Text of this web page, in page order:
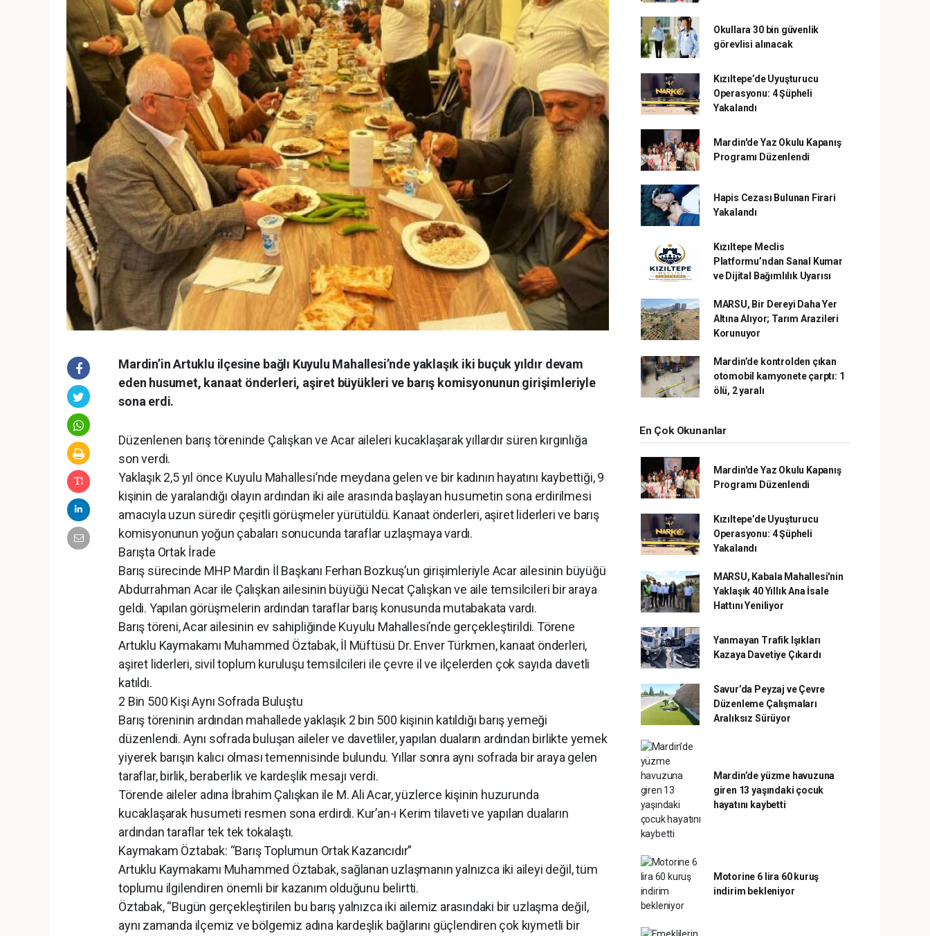
Mardin’in Artuklu ilçesine bağlı Kuyulu Mahallesi’nde yaklaşık iki buçuk yıldır devam
eden husumet, kanaat önderleri, aşiret büyükleri ve barış komisyonunun girişimleriyle
sona erdi.
Düzenlenen barış töreninde Çalışkan ve Acar aileleri kucaklaşarak yıllardır süren kırgınlığa
son verdi.
Yaklaşık 2,5 yıl önce Kuyulu Mahallesi’nde meydana gelen ve bir kadının hayatını kaybettiği, 9
kişinin de yaralandığı olayın ardından iki aile arasında başlayan husumetin sona erdirilmesi
amacıyla uzun süredir çeşitli görüşmeler yürütüldü. Kanaat önderleri, aşiret liderleri ve barış
komisyonunun yoğun çabaları sonucunda taraflar uzlaşmaya vardı.
Barışta Ortak İrade
Barış sürecinde MHP Mardin İl Başkanı Ferhan Bozkuş’un girişimleriyle Acar ailesinin büyüğü
Abdurrahman Acar ile Çalışkan ailesinin büyüğü Necat Çalışkan ve aile temsilcileri bir araya
geldi. Yapılan görüşmelerin ardından taraflar barış konusunda mutabakata vardı.
Barış töreni, Acar ailesinin ev sahipliğinde Kuyulu Mahallesi’nde gerçekleştirildi. Törene
Artuklu Kaymakamı Muhammed Öztabak, İl Müftüsü Dr. Enver Türkmen, kanaat önderleri,
aşiret liderleri, sivil toplum kuruluşu temsilcileri ile çevre il ve ilçelerden çok sayıda davetli
katıldı.
2 Bin 500 Kişi Aynı Sofrada Buluştu
Barış töreninin ardından mahallede yaklaşık 2 bin 500 kişinin katıldığı barış yemeği
düzenlendi. Aynı sofrada buluşan aileler ve davetliler, yapılan duaların ardından birlikte yemek
yiyerek barışın kalıcı olması temennisinde bulundu. Yıllar sonra aynı sofrada bir araya gelen
taraflar, birlik, beraberlik ve kardeşlik mesajı verdi.
Törende aileler adına İbrahim Çalışkan ile M. Ali Acar, yüzlerce kişinin huzurunda
kucaklaşarak husumeti resmen sona erdirdi. Kur’an-ı Kerim tilaveti ve yapılan duaların
ardından taraflar tek tek tokalaştı.
Kaymakam Öztabak: “Barış Toplumun Ortak Kazancıdır”
Artuklu Kaymakamı Muhammed Öztabak, sağlanan uzlaşmanın yalnızca iki aileyi değil, tüm
toplumu ilgilendiren önemli bir kazanım olduğunu belirtti.
Öztabak, “Bugün gerçekleştirilen bu barış yalnızca iki ailemiz arasındaki bir uzlaşma değil,
aynı zamanda ilçemiz ve bölgemiz adına kardeşlik bağlarını güçlendiren çok kıymetli bir
Okullara 30 bin güvenlik
görevlisi alınacak
Kızıltepe’de Uyuşturucu
Operasyonu: 4 Şüpheli
Yakalandı
Mardin'de Yaz Okulu Kapanış
Programı Düzenlendi
Hapis Cezası Bulunan Firari
Yakalandı
Kızıltepe Meclis
Platformu’ndan Sanal Kumar
ve Dijital Bağımlılık Uyarısı
MARSU, Bir Dereyi Daha Yer
Altına Alıyor; Tarım Arazileri
Korunuyor
Mardin’de kontrolden çıkan
otomobil kamyonete çarptı: 1
ölü, 2 yaralı
En Çok Okunanlar
Mardin'de Yaz Okulu Kapanış
Programı Düzenlendi
Kızıltepe’de Uyuşturucu
Operasyonu: 4 Şüpheli
Yakalandı
MARSU, Kabala Mahallesi'nin
Yaklaşık 40 Yıllık Ana İsale
Hattını Yeniliyor
Yanmayan Trafik Işıkları
Kazaya Davetiye Çıkardı
Savur’da Peyzaj ve Çevre
Düzenleme Çalışmaları
Aralıksız Sürüyor
Mardin’de yüzme havuzuna
giren 13 yaşındaki çocuk
hayatını kaybetti
Motorine 6 lira 60 kuruş
indirim bekleniyor